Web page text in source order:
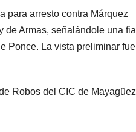
para arresto contra Márquez
de Armas, señalándole una
Ponce. La vista preliminar fue
Robos del CIC de